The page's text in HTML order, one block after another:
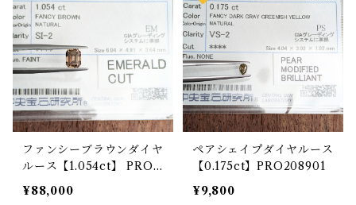
ファンシーブラウンダイヤ
ルース【1.054ct】 PRO2
08905
¥88,000
ペアシェイプダイヤルース
【0.175ct】PRO208901
¥9,800